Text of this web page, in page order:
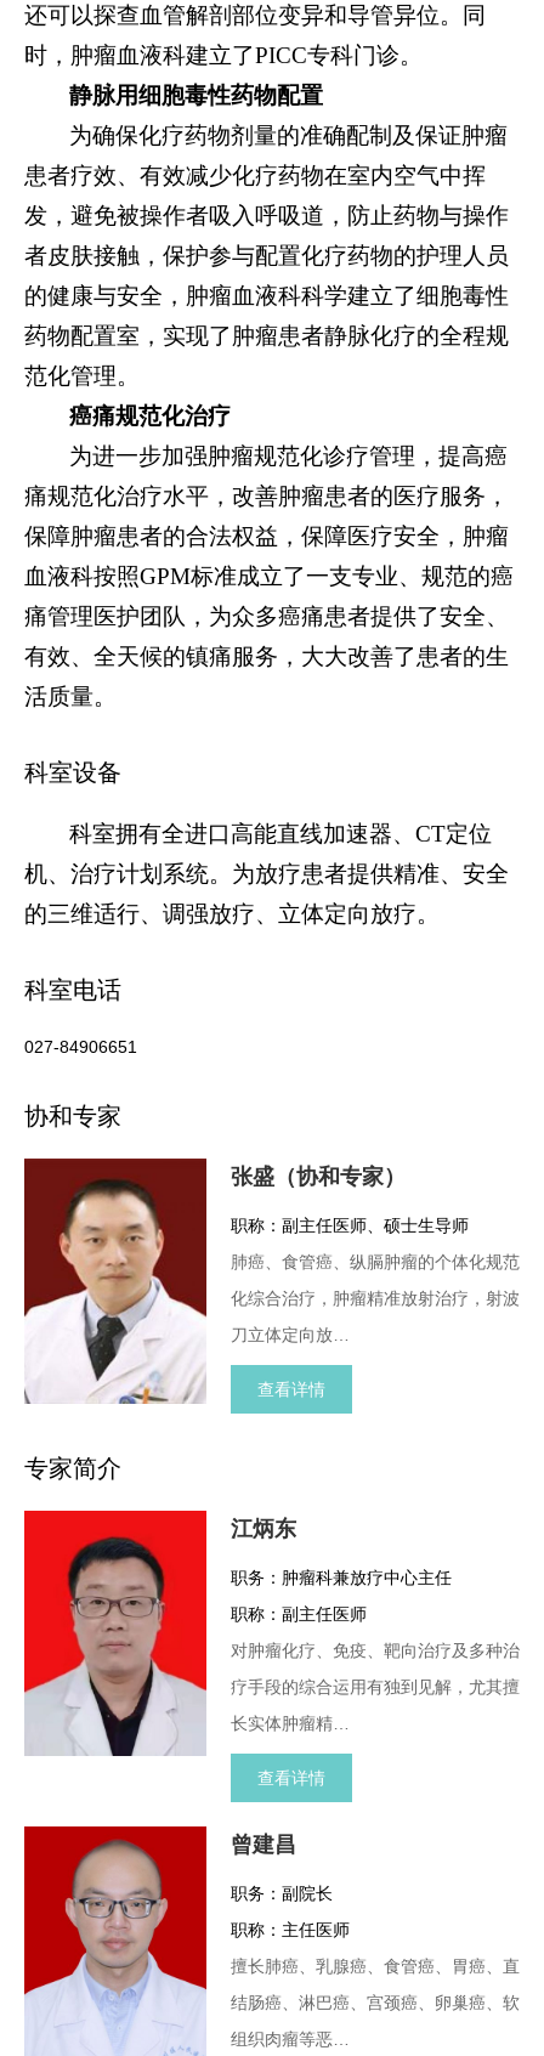
还可以探查血管解剖部位变异和导管异位。同
时，肿瘤血液科建立了PICC专科门诊。
静脉用细胞毒性药物配置
为确保化疗药物剂量的准确配制及保证肿瘤
患者疗效、有效减少化疗药物在室内空气中挥
发，避免被操作者吸入呼吸道，防止药物与操作
者皮肤接触，保护参与配置化疗药物的护理人员
的健康与安全，肿瘤血液科科学建立了细胞毒性
药物配置室，实现了肿瘤患者静脉化疗的全程规
范化管理。
癌痛规范化治疗
为进一步加强肿瘤规范化诊疗管理，提高癌
痛规范化治疗水平，改善肿瘤患者的医疗服务，
保障肿瘤患者的合法权益，保障医疗安全，肿瘤
血液科按照GPM标准成立了一支专业、规范的癌
痛管理医护团队，为众多癌痛患者提供了安全、
有效、全天候的镇痛服务，大大改善了患者的生
活质量。
科室设备
科室拥有全进口高能直线加速器、 CT定位
机、治疗计划系统。为放疗患者提供精准、安全
的三维适行、调强放疗、立体定向放疗。
科室电话
027-84906651
协和专家
张盛（协和专家）
职称：副主任医师、硕士生导师
肺癌、食管癌、纵膈肿瘤的个体化规范
化综合治疗，肿瘤精准放射治疗，射波
刀立体定向放…
查看详情
专家简介
江炳东
职务：肿瘤科兼放疗中心主任
职称：副主任医师
对肿瘤化疗、免疫、靶向治疗及多种治
疗手段的综合运用有独到见解，尤其擅
长实体肿瘤精…
查看详情
曾建昌
职务：副院长
职称：主任医师
擅长肺癌、乳腺癌、食管癌、胃癌、直
结肠癌、淋巴癌、宫颈癌、卵巢癌、软
组织肉瘤等恶…